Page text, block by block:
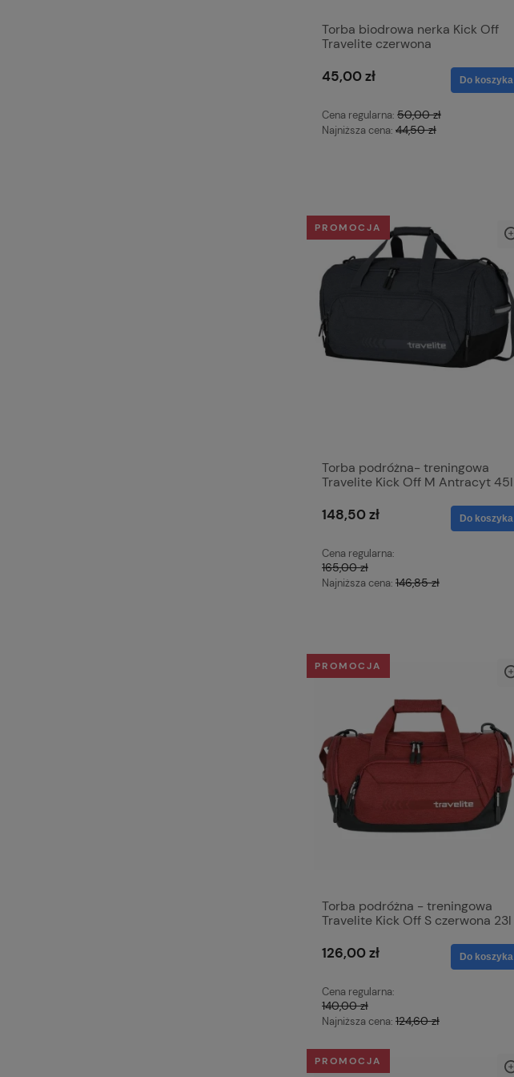
Torba biodrowa nerka Kick Off
Travelite czerwona
45,00 zł
Cena regularna: 50,00 zł
Najniższa cena: 44,50 zł
Do koszyka
Torba podróżna- treningowa
Travelite Kick Off M Antracyt 45l
148,50 zł
Cena regularna:
165,00 zł
Najniższa cena: 146,85 zł
Do koszyka
PROMOCJA
Torba podróżna - treningowa
Travelite Kick Off S czerwona 23l
126,00 zł
Cena regularna:
140,00 zł
Najniższa cena: 124,60 zł
Do koszyka
PROMOCJA
PROMOCJA